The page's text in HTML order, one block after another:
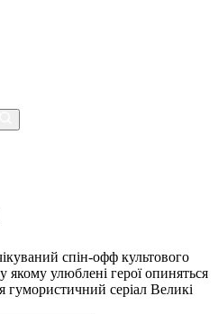
спін-офф культового
якому улюблені герої опиняться
гумористичний серіал Великі